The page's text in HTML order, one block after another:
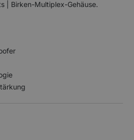
| Birken-Multiplex-Gehäuse.